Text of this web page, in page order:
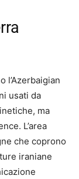
l’Azerbaigian
usati da
ma
L’area
che coprono
iraniane